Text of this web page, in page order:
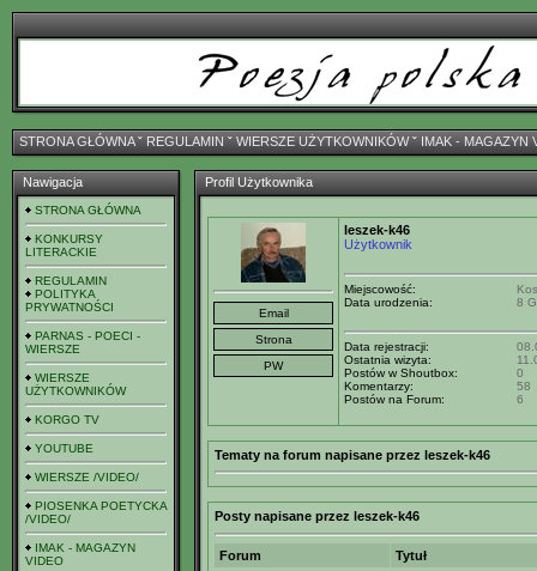
STRONA GŁÓWNAˇ REGULAMIN ˇ WIERSZE UŻYTKOWNIKÓWˇ IMAK - MAGAZYN
Nawigacja
STRONA GŁÓWNA
KONKURSY
LITERACKIE
REGULAMIN
POLITYKA
PRYWATNOŚCI
PARNAS - POECI -
WIERSZE
WIERSZE
UŻYTKOWNIKÓW
KORGO TV
YOUTUBE
WIERSZE /VIDEO/
PIOSENKA POETYCKA
/VIDEO/
IMAK - MAGAZYN
VIDEO
Profil Użytkownika
leszek-k46
Użytkownik
Miejscowość:
Data urodzenia:
8
Data rejestracji:
Ostatnia wizyta:
Postów w Shoutbox:
0
Komentarzy:
58
Postów na Forum:
6
Tematy na forum napisane przez leszek-k46
Posty napisane przez leszek-k46
Forum
Tytuł